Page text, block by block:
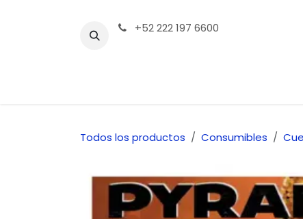
+52 222 197 6600
Todos los productos Consumibles